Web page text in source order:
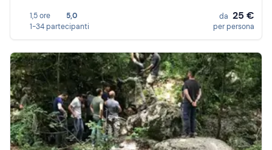
1,5 ore
5,0
1-34 partecipanti
da 25 €
per persona